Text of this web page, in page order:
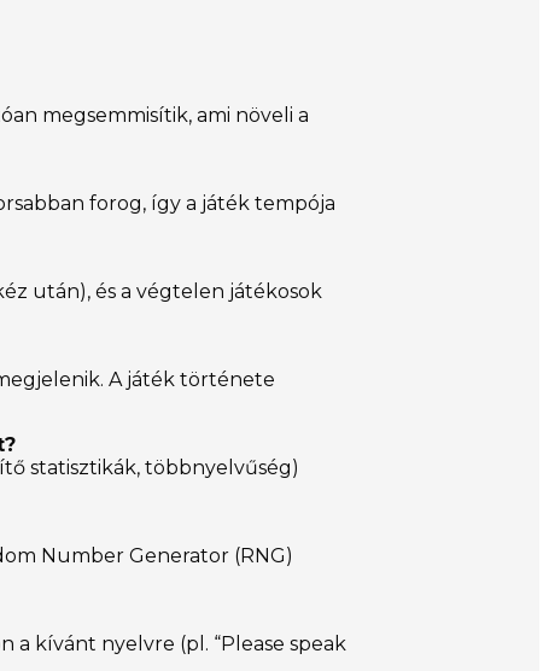
megsemmisítik, ami növeli a
forog, így a játék tempója
után), és a végtelen játékosok
A játék története
statisztikák, többnyelvűség)
Number Generator (RNG)
kívánt nyelvre (pl. “Please speak